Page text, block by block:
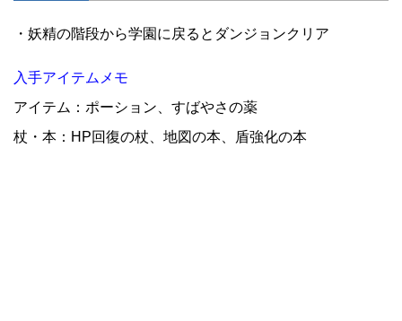
・妖精の階段から学園に戻るとダンジョンクリア
入手アイテムメモ
アイテム：ポーション、すばやさの薬
杖・本：HP回復の杖、地図の本、盾強化の本